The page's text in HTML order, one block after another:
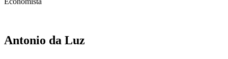
Antonio da Luz